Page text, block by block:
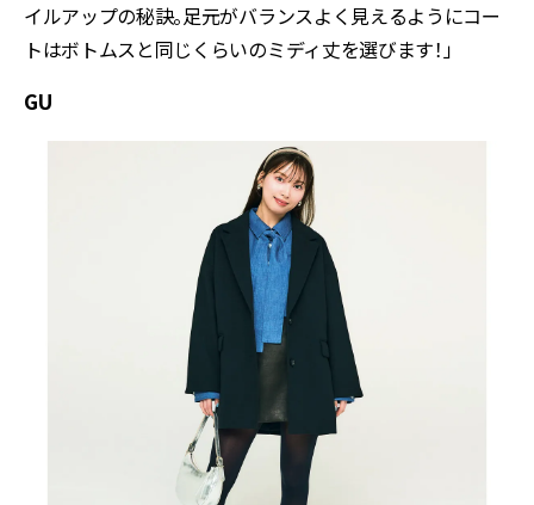
イルアップの秘訣。足元がバランスよく見えるようにコー
トはボトムスと同じくらいのミディ丈を選びます！」
GU